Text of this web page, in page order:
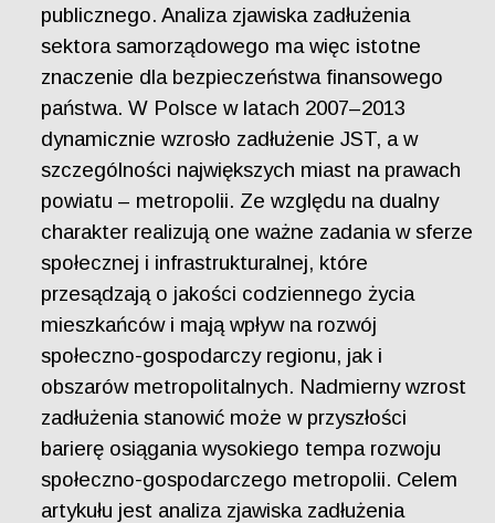
publicznego. Analiza zjawiska zadłużenia
sektora samorządowego ma więc istotne
znaczenie dla bezpieczeństwa finansowego
państwa. W Polsce w latach 2007–2013
dynamicznie wzrosło zadłużenie JST, a w
szczególności największych miast na prawach
powiatu – metropolii. Ze względu na dualny
charakter realizują one ważne zadania w sferze
społecznej i infrastrukturalnej, które
przesądzają o jakości codziennego życia
mieszkańców i mają wpływ na rozwój
społeczno-gospodarczy regionu, jak i
obszarów metropolitalnych. Nadmierny wzrost
zadłużenia stanowić może w przyszłości
barierę osiągania wysokiego tempa rozwoju
społeczno-gospodarczego metropolii. Celem
artykułu jest analiza zjawiska zadłużenia